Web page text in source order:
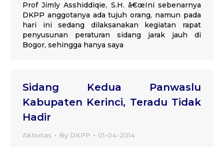
Prof Jimly Asshiddiqie, S.H. â€œIni sebenarnya
DKPP anggotanya ada tujuh orang, namun pada
hari ini sedang dilaksanakan kegiatan rapat
penyusunan peraturan sidang jarak jauh di
Bogor, sehingga hanya saya
Sidang Kedua Panwaslu
Kabupaten Kerinci, Teradu Tidak
Hadir
Aktivitas By DKPP 01-04-2014